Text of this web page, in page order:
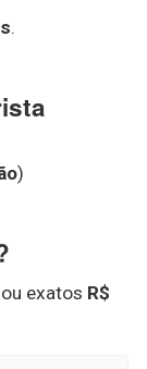
.
)
exatos R$